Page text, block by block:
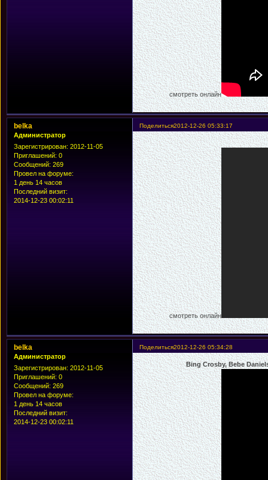
смотреть онлайн
Поделиться2012-12-26 05:33:17
belka
Администратор
Зарегистрирован: 2012-11-05
Приглашений: 0
Сообщений: 269
Провел на форуме:
1 день 14 часов
Последний визит:
2014-12-23 00:02:11
смотреть онлайн
Поделиться2012-12-26 05:34:28
belka
Администратор
Зарегистрирован: 2012-11-05
Приглашений: 0
Сообщений: 269
Провел на форуме:
1 день 14 часов
Последний визит:
2014-12-23 00:02:11
Bing Crosby, Bebe